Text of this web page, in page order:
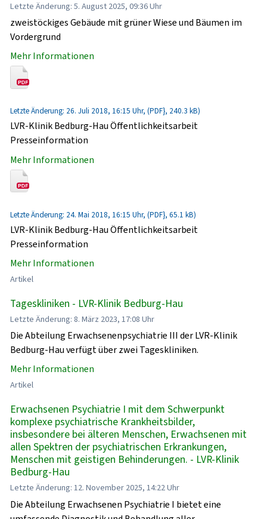
Letzte Änderung: 5. August 2025, 09:36 Uhr
zweistöckiges Gebäude mit grüner Wiese und Bäumen im
Vordergrund
Mehr Informationen
Letzte Änderung: 26. Juli 2018, 16:15 Uhr, (PDF}, 240.3 kB)
LVR-Klinik Bedburg-Hau Öffentlichkeitsarbeit
Presseinformation
Mehr Informationen
Letzte Änderung: 24. Mai 2018, 16:15 Uhr, (PDF}, 65.1 kB)
LVR-Klinik Bedburg-Hau Öffentlichkeitsarbeit
Presseinformation
Mehr Informationen
Artikel
Tageskliniken - LVR-Klinik Bedburg-Hau
Letzte Änderung: 8. März 2023, 17:08 Uhr
Die Abteilung Erwachsenenpsychiatrie III der LVR-Klinik
Bedburg-Hau verfügt über zwei Tageskliniken.
Mehr Informationen
Artikel
Erwachsenen Psychiatrie I mit dem Schwerpunkt
komplexe psychiatrische Krankheitsbilder,
insbesondere bei älteren Menschen, Erwachsenen mit
allen Spektren der psychiatrischen Erkrankungen,
Menschen mit geistigen Behinderungen. - LVR-Klinik
Bedburg-Hau
Letzte Änderung: 12. November 2025, 14:22 Uhr
Die Abteilung Erwachsenen Psychiatrie I bietet eine